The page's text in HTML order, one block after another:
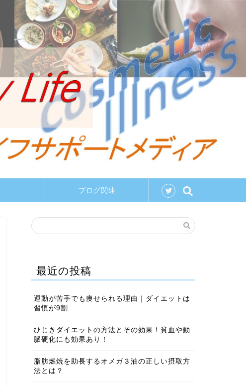
ブログ関連
最近の投稿
運動が苦手でも痩せられる理由｜ダイエットは
習慣が9割
ひじきダイエットの方法とその効果！貧血や動
脈硬化にも効果あり！
脂肪燃焼を助長するオメガ３油の正しい摂取方
法とは？